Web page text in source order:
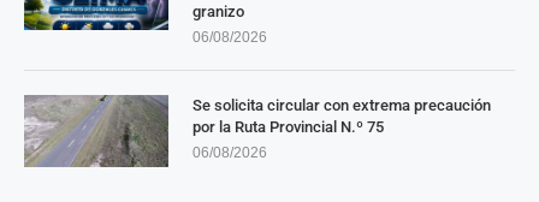
granizo
06/08/2026
Se solicita circular con extrema precaución
por la Ruta Provincial N.º 75
06/08/2026